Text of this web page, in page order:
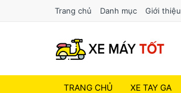
Trang chủ Danh mục Giới thiệu
TRANG CHỦ XE TAY GA